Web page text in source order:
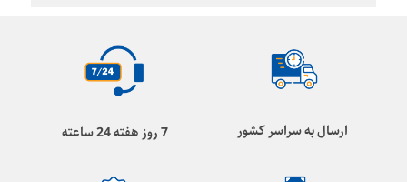
ارسال به سراسر کشور 7 روز هفته 24 ساعته